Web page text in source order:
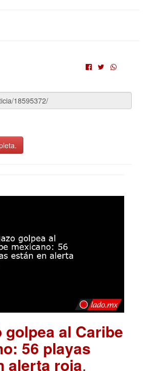
golpea al Caribe
56 playas
alerta roja.